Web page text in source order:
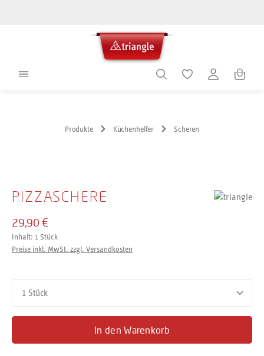
Produkte Küchenhelfer Scheren
PIZZASCHERE
29,90 €
Inhalt: 1 Stück
Preise inkl. MwSt. zzgl. Versandkosten
In den Warenkorb